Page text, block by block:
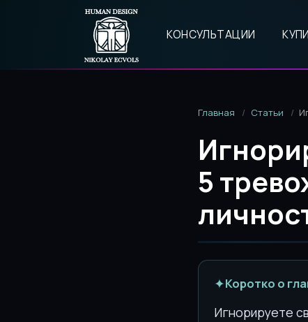
КОНСУЛЬТАЦИИ
Главная Статьи
5
✦Коротко о
Игнорируете